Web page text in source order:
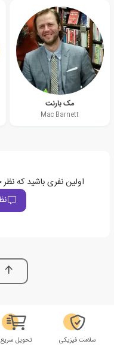
مک بارنت
Mac Barnett
اولین نفری باشید که نظر
سلامت فیزیکی تحویل سریع